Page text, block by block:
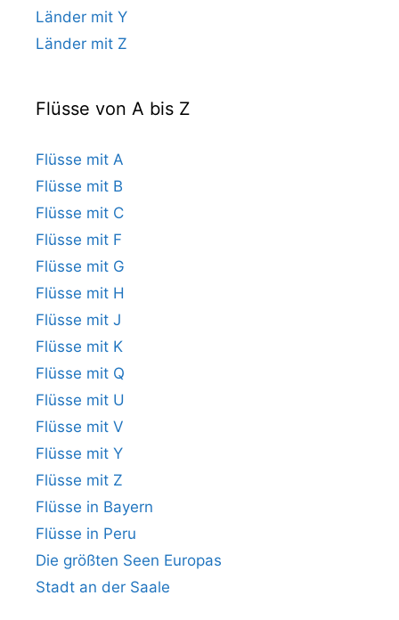
Länder mit Y
Länder mit Z
Flüsse von A bis Z
Flüsse mit A
Flüsse mit B
Flüsse mit C
Flüsse mit F
Flüsse mit G
Flüsse mit H
Flüsse mit J
Flüsse mit K
Flüsse mit Q
Flüsse mit U
Flüsse mit V
Flüsse mit Y
Flüsse mit Z
Flüsse in Bayern
Flüsse in Peru
Die größten Seen Europas
Stadt an der Saale